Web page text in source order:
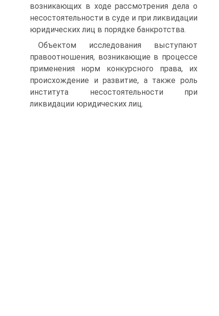
возникающих в ходе рассмотрения дела о
несостоятельности в суде и при ликвидации
юридических лиц в порядке банкротства.
Объектом исследования выступают
правоотношения, возникающие в процессе
применения норм конкурсного права, их
происхождение и развитие, а также роль
института несостоятельности при
ликвидации юридических лиц.